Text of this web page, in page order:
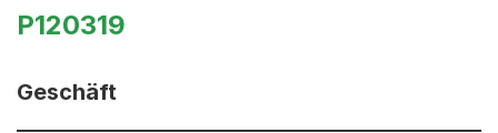
P120319
Geschäft